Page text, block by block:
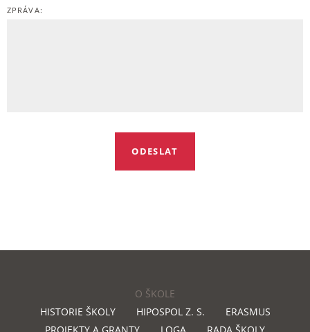
ZPRÁVA:
O ŠKOLE
HISTORIE ŠKOLY
HIPOSPOL Z. S.
ERASMUS
PROJEKTY A GRANTY
LOGA RADA ŠKOLY